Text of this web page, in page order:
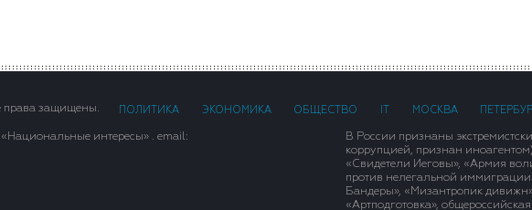
права защищены. ПОЛИТИКА ЭКОНОМИКА ОБЩЕСТВО МОСКВА
интересы» . email:
В России признаны
коррупцией, признан
«Свидетели Иеговы», «Армия
против нелегальной
Бандеры», «Мизантропик
«Артподготовка»,